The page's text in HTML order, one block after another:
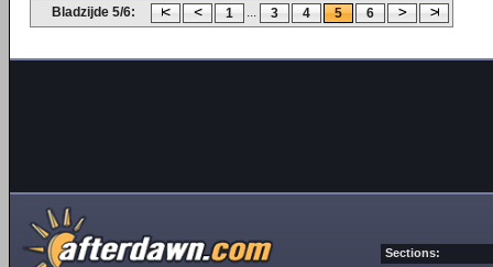
Bladzijde 5/6: 1 ... 3 4 5 6
Sections: